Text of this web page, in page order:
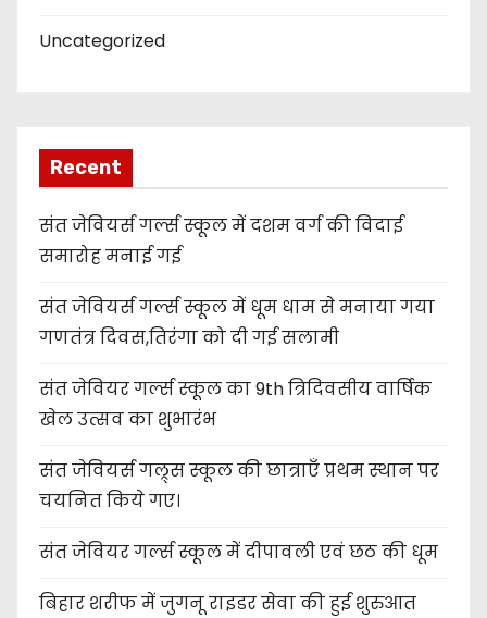
Uncategorized
Recent
संत जेवियर्स गर्ल्स स्कूल में दशम वर्ग की विदाई
समारोह मनाई गई
संत जेवियर्स गर्ल्स स्कूल में धूम धाम से मनाया गया
गणतंत्र दिवस,तिरंगा को दी गई सलामी
संत जेवियर गर्ल्स स्कूल का 9th त्रिदिवसीय वार्षिक
खेल उत्सव का शुभारंभ
संत जेवियर्स गल्र्स स्कूल की छात्र‌ाएँ प्रथम स्थान पर
चयनित किये गए।
संत जेवियर गर्ल्स स्कूल में दीपावली एवं छठ की धूम
बिहार शरीफ में जुगनू राइडर सेवा की हुई शुरुआत